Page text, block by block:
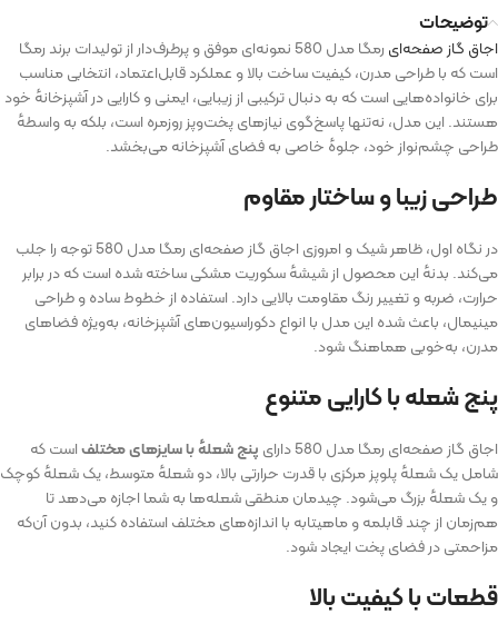
توضیحات
اجاق‌ گاز صفحه‌ای
رمگا مدل 580 نمونه‌ای موفق و پرطرف‌دار از تولیدات برند رمگا
است که با طراحی مدرن، کیفیت ساخت بالا و عملکرد قابل‌اعتماد، انتخابی مناسب
برای خانواده‌هایی است که به دنبال ترکیبی از زیبایی، ایمنی و کارایی در آشپزخانه‌ٔ خود
هستند. این مدل، نه‌تنها پاسخ‌گوی نیازهای پخت‌وپز روزمره است، بلکه به واسطه‌ٔ
طراحی چشم‌نواز خود، جلوه‌ٔ خاصی به فضای آشپزخانه می‌بخشد.
طراحی زیبا و ساختار مقاوم
در نگاه اول، ظاهر شیک و امروزی اجاق‌ گاز صفحه‌ای رمگا مدل 580 توجه را جلب
می‌کند. بدنه‌ٔ این محصول از شیشه‌ٔ سکوریت مشکی ساخته شده است که در برابر
حرارت، ضربه و تغییر رنگ مقاومت بالایی دارد. استفاده از خطوط ساده و طراحی
مینیمال، باعث شده این مدل با انواع دکوراسیون‌های آشپزخانه، به‌ویژه فضاهای
مدرن، به‌خوبی هماهنگ شود.
پنج شعله با کارایی متنوع
اجاق‌ گاز صفحه‌ای رمگا مدل 580 دارای پنج شعله‌ٔ با سایزهای مختلفاست که
شامل یک شعله‌ٔ پلوپز مرکزی با قدرت حرارتی بالا، دو شعله‌ٔ متوسط، یک شعله‌ٔ کوچک
و یک شعله‌ٔ بزرگ می‌شود. چیدمان منطقی شعله‌ها به شما اجازه می‌دهد تا
هم‌زمان از چند قابلمه و ماهیتابه با اندازه‌های مختلف استفاده کنید، بدون آن‌که
مزاحمتی در فضای پخت ایجاد شود.
قطعات با کیفیت بالا